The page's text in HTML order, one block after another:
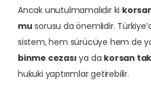
Ancak unutulmamalıdır ki
mu sorusu da önemlidir.
sistem, hem sürücüye hem de
binme cezası ya da korsan
hukuki yaptırımlar getirebilir.